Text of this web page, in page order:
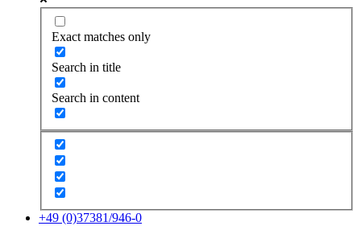
Exact matches only
Search in title
Search in content
+49 (0)37381/946-0